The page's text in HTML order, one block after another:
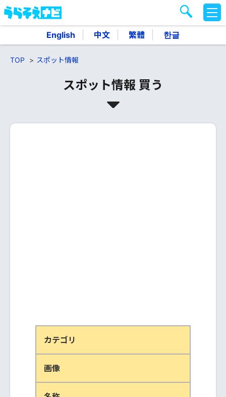
English 中文 繁體 한글
M
E
TOP スポット情報
スポット情報 買う
カテゴリ
画像